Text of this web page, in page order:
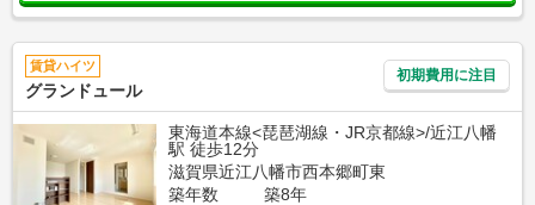
賃貸ハイツ
グランドュール
初期費用に注目
東海道本線<琵琶湖線・JR京都線>/近江八幡
駅 徒歩12分
滋賀県近江八幡市西本郷町東
築年数
築8年